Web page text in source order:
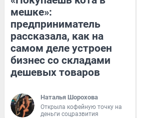
мешке»:
предприниматель
рассказала, как на
самом деле устроен
бизнес со складами
дешевых товаров
Наталья Шорохова
Открыла кофейную точку на
деньги соцразвития